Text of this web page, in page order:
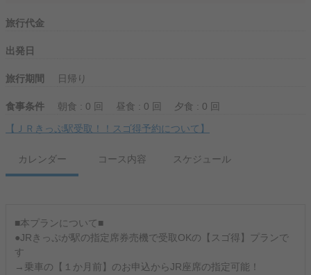
旅行代金
出発日
旅行期間 日帰り
食事条件 朝食 : 0 回 昼食 : 0 回
夕食 : 0 回
【ＪＲきっぷ駅受取！！スゴ得予約について】
カレンダー コース内容 スケジュール
■本プランについて■
●JRきっぷが駅の指定席券売機で受取OKの【スゴ得】プランで
す
→乗車の【１か月前】のお申込からJR座席の指定可能！